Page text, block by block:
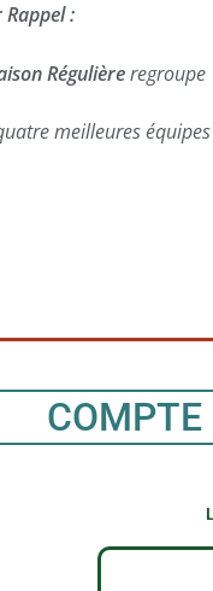
Rappel :
Régulièreregroupe
meilleures
COMPTE